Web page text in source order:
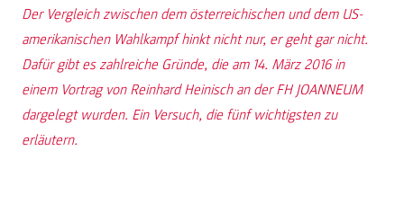
Der Vergleich zwischen dem österreichischen und dem US-
amerikanischen Wahlkampf hinkt nicht nur, er geht gar nicht.
Dafür gibt es zahlreiche Gründe, die am 14. März 2016 in
einem Vortrag von Reinhard Heinisch an der FH JOANNEUM
dargelegt wurden. Ein Versuch, die fünf wichtigsten zu
erläutern.